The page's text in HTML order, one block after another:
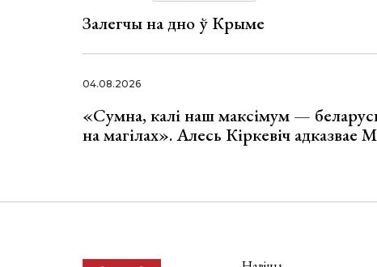
Залегчы на дно ў Крыме
04.08.2026
«Сумна, калі наш максімум —
на магілах». Алесь Кіркевіч адказвае